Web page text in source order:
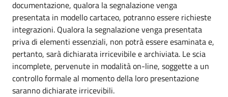
documentazione, qualora la segnalazione venga
presentata in modello cartaceo, potranno essere richieste
integrazioni. Qualora la segnalazione venga presentata
priva di elementi essenziali, non potrà essere esaminata e,
pertanto, sarà dichiarata irricevibile e archiviata. Le scia
incomplete, pervenute in modalità on-line, soggette a un
controllo formale al momento della loro presentazione
saranno dichiarate irricevibili.